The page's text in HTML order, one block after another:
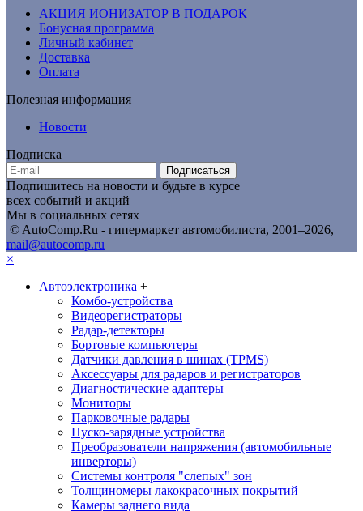
АКЦИЯ ИОНИЗАТОР В ПОДАРОК
Бонусная программа
Личный кабинет
Доставка
Оплата
Полезная информация
Новости
Подписка
Подписаться
Подпишитесь на новости и будьте в курсе
всех событий и акций
Мы в социальных сетях
© AutoComp.Ru - гипермаркет автомобилиста, 2001–2026,
mail@autocomp.ru
×
Автоэлектроника +
Комбо-устройства
Видеорегистраторы
Радар-детекторы
Бортовые компьютеры
Датчики давления в шинах (TPMS)
Аксессуары для радаров и регистраторов
Диагностические адаптеры
Мониторы
Парковочные радары
Пуско-зарядные устройства
Преобразователи напряжения (автомобильные
инверторы)
Системы контроля "слепых" зон
Толщиномеры лакокрасочных покрытий
Камеры заднего вида